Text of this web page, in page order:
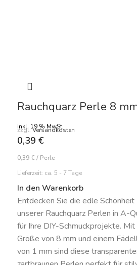
Rauchquarz Perle 8
inkl. 19 % MwSt.
zzgl.Versandkosten
0,39 €
0,39 € / Perle
Lieferzeit: ca. 5 - 7 Tage
In den Warenkorb
Entdecken Sie die edle Schönheit
unserer Rauchquarz Perlen in A-
für Ihre DIY-Schmuckprojekte. Mit
Größe von 8 mm und einem
von 1 mm sind diese